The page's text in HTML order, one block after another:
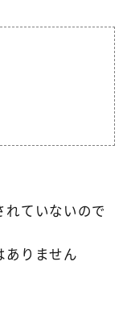
れていないので
ありません